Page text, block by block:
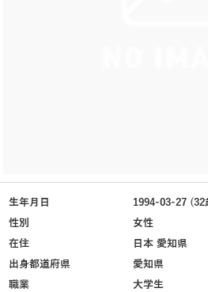
生年月日
1994-03-27 (32
性別
女性
在住
日本 愛知県
出身都道府県
愛知県
職業
大学生